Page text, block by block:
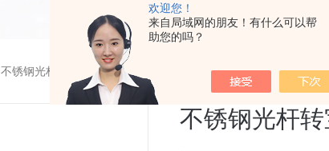
欢迎您！
来自局域网的朋友！有什么可以帮
助您的吗？
不锈钢光杆转宝塔接头直杆转快插快拧
不锈钢光杆